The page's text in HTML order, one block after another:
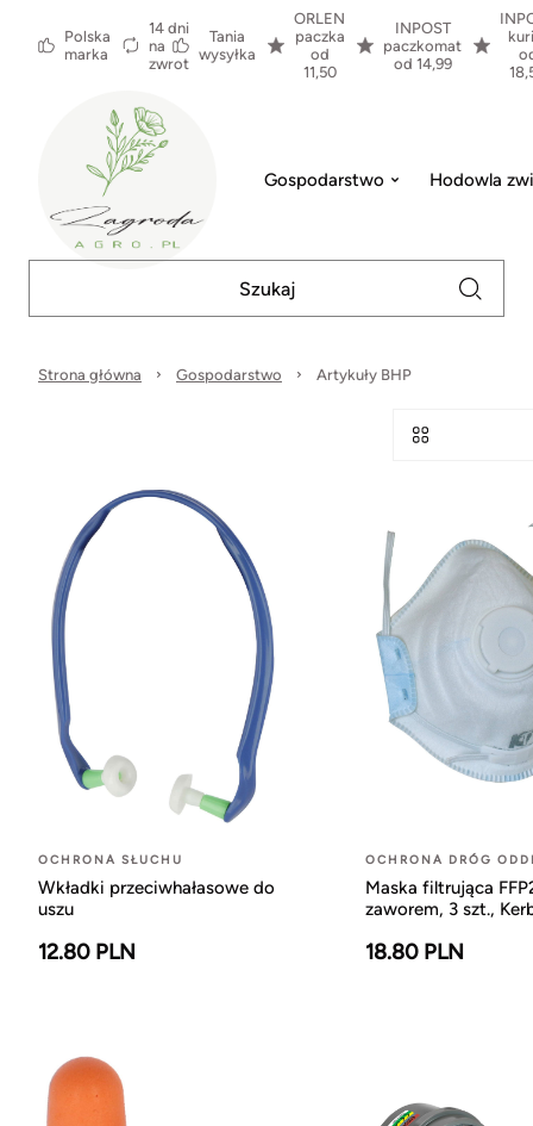
Polska
marka
14 dni
na
zwrot
Tania
wysyłka
ORLEN
paczka
od
11,50
INPOST
paczkomat
od 14,99
Gospodarstwo Hodowla
Strona główna Gospodarstwo Artykuły BHP
OCHRONA SŁUCHU
Wkładki przeciwhałasowe do
uszu
12.80 PLN
OCHRONA DRÓG
Maska filtrująca
zaworem, 3 szt.,
18.80 PLN